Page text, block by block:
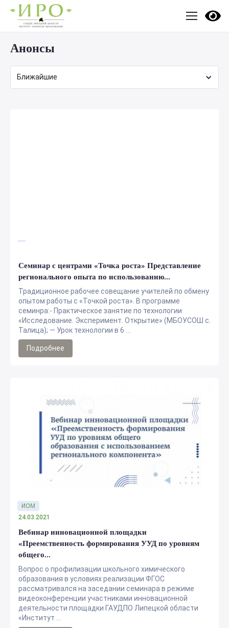
Анонсы
Ближайшие
Семинар с центрами «Точка роста» Представление
регионального опыта по использованию...
Традиционное рабочее совещание учителей по обмену
опытом работы с «Точкой роста». В программе
семинра:- Практическое занятие по технологии
«Исследование. Эксперимент. Открытие» (МБОУСОШ с.
Талица); — Урок технологии в 6 ...
Подробнее
Вебинар инновационной площадки
«Преемственность формирования УУД по уровням
общего...
Вопрос о профилизации школьного химического
образования в условиях реализации ФГОС
рассматривался на заседании семинара в режиме
видеоконференции участниками инновационной
деятельности площадки ГАУДПО Липецкой области
«Институт ...
ИОМ
24.03.2021